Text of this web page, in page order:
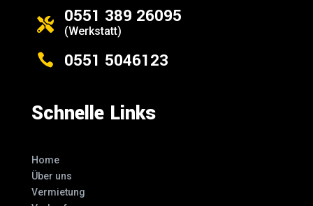
 0551 389 26095
(Werkstatt)
 0551 5046123
Schnelle Links
Home
Über uns
Vermietung